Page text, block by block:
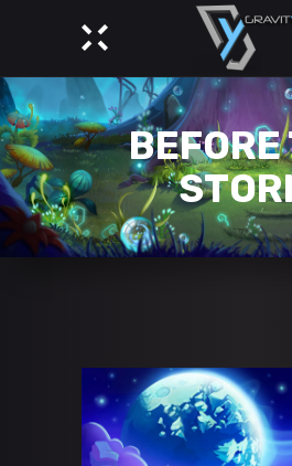
BEFORE